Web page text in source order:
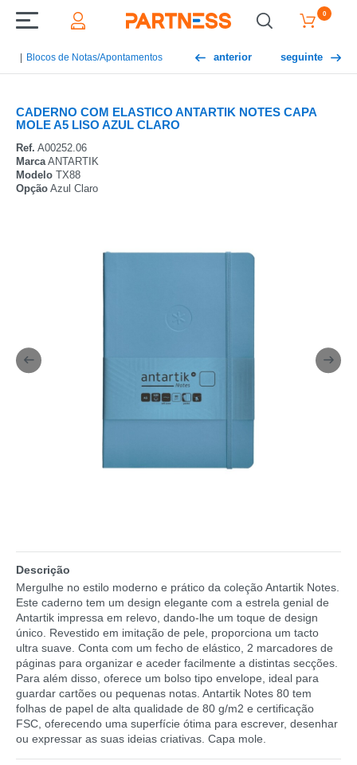
0
Blocos de Notas/Apontamentos anterior seguinte
CADERNO COM ELASTICO ANTARTIK NOTES CAPA
MOLE A5 LISO AZUL CLARO
Ref. A00252.06
MarcaANTARTIK
Modelo TX88
Opção Azul Claro
Descrição
Mergulhe no estilo moderno e prático da coleção Antartik Notes.
Este caderno tem um design elegante com a estrela genial de
Antartik impressa em relevo, dando-lhe um toque de design
único. Revestido em imitação de pele, proporciona um tacto
ultra suave. Conta com um fecho de elástico, 2 marcadores de
páginas para organizar e aceder facilmente a distintas secções.
Para além disso, oferece um bolso tipo envelope, ideal para
guardar cartões ou pequenas notas. Antartik Notes 80 tem
folhas de papel de alta qualidade de 80 g/m2 e certificação
FSC, oferecendo uma superfície ótima para escrever, desenhar
ou expressar as suas ideias criativas. Capa mole.